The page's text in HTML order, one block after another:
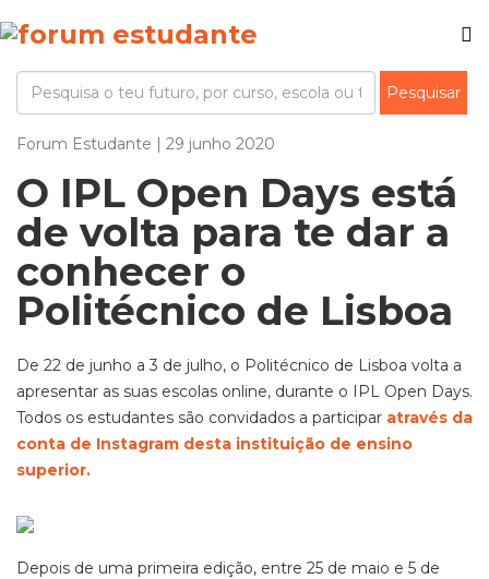
Forum Estudante | 29 junho 2020
O IPL Open Days está
de volta para te dar a
conhecer o
Politécnico de Lisboa
De 22 de junho a 3 de julho, o Politécnico de Lisboa volta a
apresentar as suas escolas online, durante o IPL Open Days.
Todos os estudantes são convidados a participar através da
conta de Instagram desta instituição de ensino
superior.
Depois de uma primeira edição, entre 25 de maio e 5 de